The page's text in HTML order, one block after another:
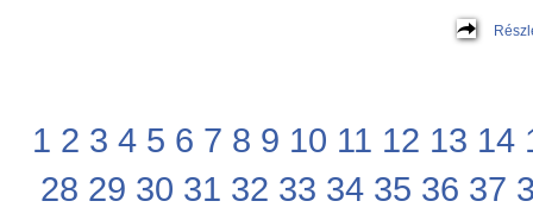
1 2 3 4 5 6 7 8 9 10 11 12 13 14
28 29 30 31 32 33 34 35 36 37